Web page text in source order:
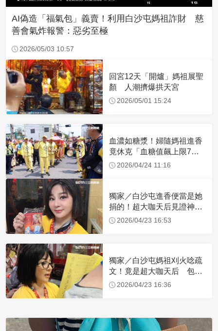
AI偽造「福氣包」義賣！利用白沙屯媽祖詐財 慈
善會氣炸報警：惡劣至極
2026/05/03 10:57
回宮12天「開爐」媽祖展聖
顏 人潮擠爆拱天宮
2026/05/01 15:24
血濃如糖漿！婦隨媽祖進香
竟休克「血糖值飆上限7
倍」 醫曝原因
2026/04/24 11:16
獨家／白沙屯進香便當是她
捐的！超大咖天后見證神
蹟 一靠近媽祖就爆哭
2026/04/23 16:53
獨家／白沙屯媽祖刈火唸疏
文！竟是超大咖天后 包尿
布忍尿5小時不喊累
2026/04/23 16:36